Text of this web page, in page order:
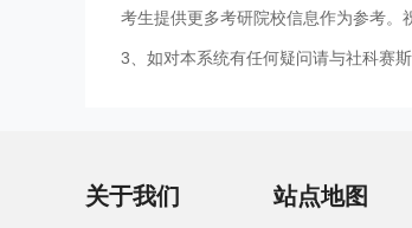
考生提供更多考研院校信息作为参考。
3、如对本系统有任何疑问请与社科赛
关于我们 站点地图